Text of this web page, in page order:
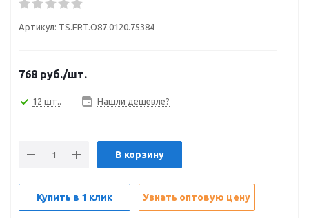
Артикул: TS.FRT.O87.0120.75384
768 руб./шт.
12 шт.. Нашли дешевле?
В корзину
Купить в 1 клик Узнать оптовую цену